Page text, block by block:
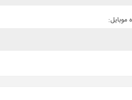
موبایل: